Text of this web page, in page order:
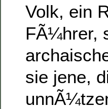
Volk, ein
FÃ¼hrer,
sie jene,